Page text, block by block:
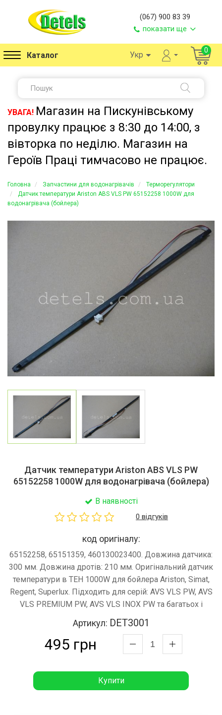
(067) 900 83 39
показати ще
Каталог Укр 0
УВАГА! Магазин на Пискунівському
провулку працює з 8:30 до 14:00, з
вівторка по неділю. Магазин на
Героїв Праці тимчасово не працює.
Головна Запчастини для водонагрівачів
Терморегулятори
Датчик температури Ariston ABS VLS PW 65152258 1000W для
водонагрівача (бойлера)
Датчик температури Ariston ABS VLS PW
65152258 1000W для водонагрівача (бойлера)
В наявності
0 відгуків
код оригіналу:
65152258, 65151359, 460130023400. Довжина датчика:
300 мм. Довжина дротів: 210 мм. Оригінальний датчик
температури в ТЕН 1000W для бойлера Ariston, Simat,
Regent, Superlux. Підходить для серій: AVS VLS PW, AVS
VLS PREMIUM PW, AVS VLS INOX PW та багатьох і
Артикул: DET3001
495 грн
Купити